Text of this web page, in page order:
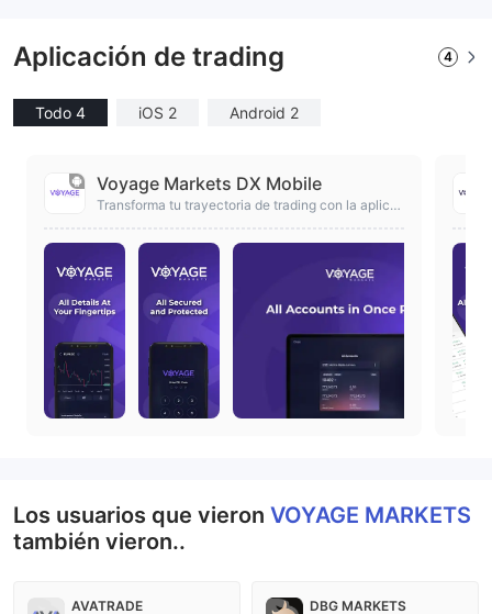
Aplicación de trading 4
Todo 4 iOS 2 Android 2
Voyage Markets DX Mobile
Transforma tu trayectoria de trading con la aplica
Los usuarios que vieron VOYAGE MARKETS
también vieron..
AVATRADE DBG MARKETS